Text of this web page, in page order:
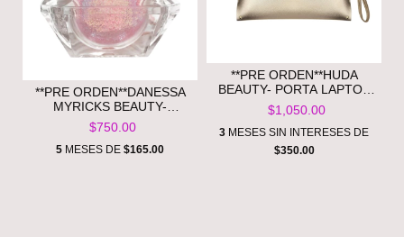
**PRE ORDEN**DANESSA
MYRICKS BEAUTY-
INFINITE CHROME FLAKES
MULTICHROME GEL FOR
EYE & FACE
$750.00
5 MESES DE $165.00
**PRE ORDEN**HUDA
BEAUTY- PORTA LAPTOP
KAYALI LAPTOP POUCH
$1,050.00
3 MESES SIN INTERESES DE
$350.00